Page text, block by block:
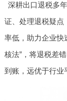
深耕出口退税多
证、处理退税疑点
率低，助力企业快
核法”，将退税差
到账，远优于行业